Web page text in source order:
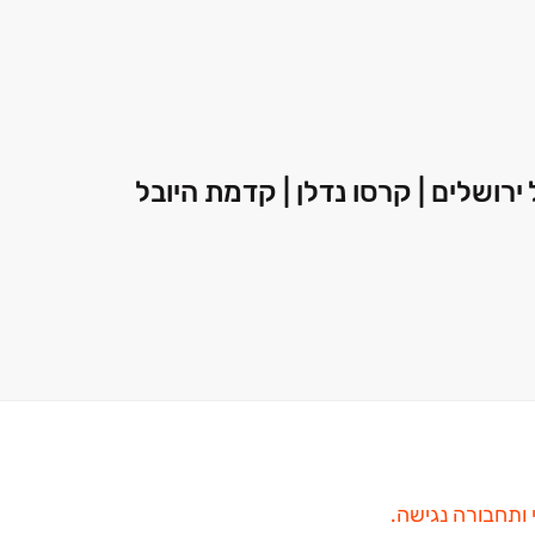
נגישה.